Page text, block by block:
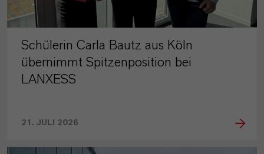
Schülerin Carla Bautz aus Köln
übernimmt Spitzenposition bei
LANXESS
21. JULI 2026